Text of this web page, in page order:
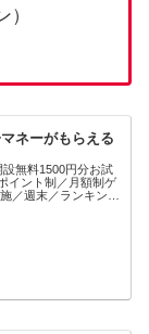
ネーがもらえる
設無料1500円分お試
イント制／月額制ゲ
／週末／ランキング